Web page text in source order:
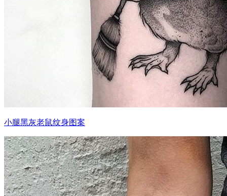
小腿黑灰老鼠纹身图案